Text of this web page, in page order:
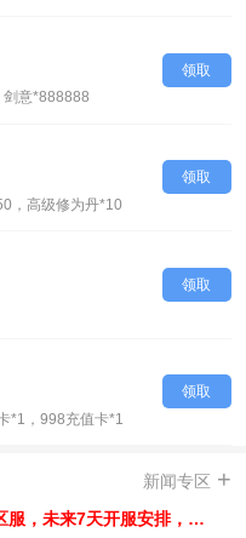
领取
意*888888
领取
，高级修为丹*10
领取
领取
*1，998充值卡*1
新闻专区 +
《龙王传说无限送元宝》今日新开区服，未来7天开服安排，已开区服